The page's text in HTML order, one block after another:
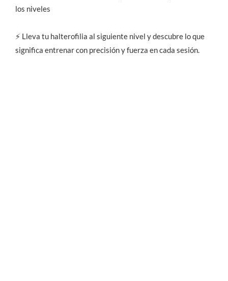
los niveles
⚡ Lleva tu halterofilia al siguiente nivel y descubre lo que
significa entrenar con precisión y fuerza en cada sesión.